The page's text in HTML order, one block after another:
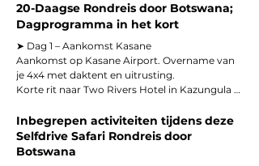
20-Daagse Rondreis door Botswana;
Dagprogramma in het kort
➤ Dag 1 – Aankomst Kasane
Aankomst op Kasane Airport. Overname van
je 4x4 met daktent en uitrusting.
Korte rit naar Two Rivers Hotel in Kazungula
Incheck, zwembad & eerste Afrikaanse
zonsondergang.
Inbegrepen activiteiten tijdens deze
Selfdrive Safari Rondreis door
Botswana